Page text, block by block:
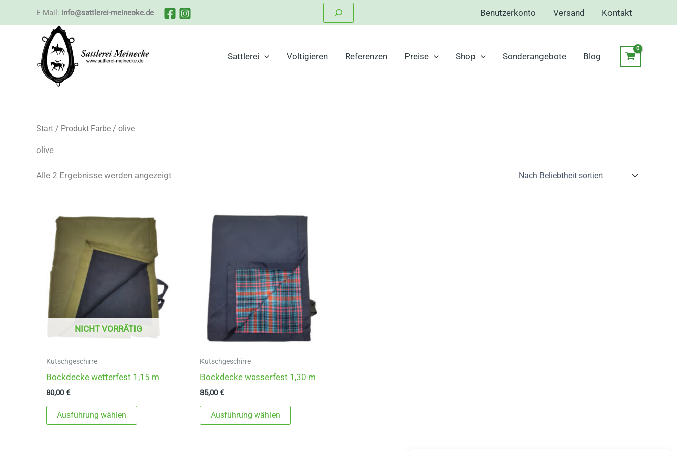
E-Mail: info@sattlerei-meinecke.de Benutzerkonto Versand Kontakt
Sattlerei Voltigieren Referenzen Preise Shop Sonderangebote Blog
Start / Produkt Farbe / olive
olive
Alle 2 Ergebnisse werden angezeigt
NICHT VORRÄTIG
Kutschgeschirre
Bockdecke wetterfest 1,15 m
80,00€
Ausführung wählen
Dieses
Produkt
Kutschgeschirre
Bockdecke wasserfest 1,30 m
85,00€
Ausführung wählen
Dieses
Produkt